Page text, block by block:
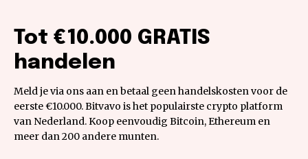
Tot €10.000 GRATIS
handelen
Meld je via ons aan en betaal geen handelskosten voor de
eerste €10.000. Bitvavo is het populairste crypto platform
van Nederland. Koop eenvoudig Bitcoin, Ethereum en
meer dan 200 andere munten.